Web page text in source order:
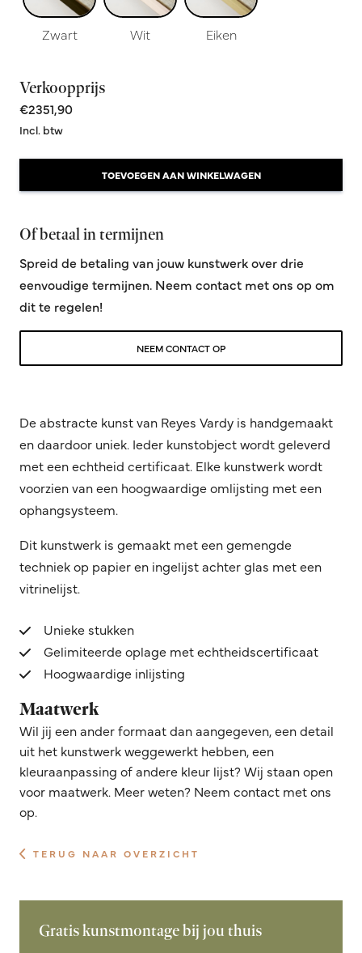
Zwart Wit Eiken
Verkoopprijs
€2351,90
Incl. btw
TOEVOEGEN AAN WINKELWAGEN
Of betaal in termijnen
Spreid de betaling van jouw kunstwerk over drie
eenvoudige termijnen. Neem contact met ons op om
dit te regelen!
NEEM CONTACT OP
De abstracte kunst van Reyes Vardy is handgemaakt
en daardoor uniek. Ieder kunstobject wordt geleverd
met een echtheid certificaat. Elke kunstwerk wordt
voorzien van een hoogwaardige omlijsting met een
ophangsysteem.
Dit kunstwerk is gemaakt met een gemengde
techniek op papier en ingelijst achter glas met een
vitrinelijst.
Unieke stukken
Gelimiteerde oplage met echtheidscertificaat
Hoogwaardige inlijsting
Maatwerk
Wil jij een ander formaat dan aangegeven, een detail
uit het kunstwerk weggewerkt hebben, een
kleuraanpassing of andere kleur lijst? Wij staan open
voor maatwerk. Meer weten? Neem contact met ons
op.
TERUG NAAR OVERZICHT
Gratis kunstmontage bij jou thuis